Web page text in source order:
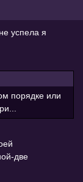
успела я
порядке или
две